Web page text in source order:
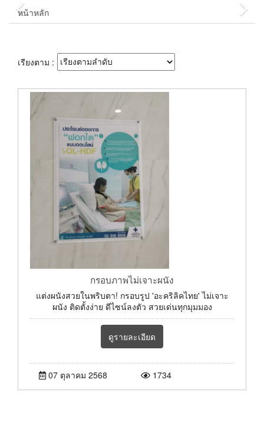
หน้าหลัก
เรียงตาม :
กรอบภาพไม่เจาะผนัง
แต่งผนังสวยในพริบตา! กรอบรูป 'อะคริลิคไทย' ไม่เจาะ
ผนัง ติดตั้งง่าย ดีไซน์ลงตัว สวยเด่นทุกมุมมอง
ดูรายละเอียด
07 ตุลาคม 2568 1734